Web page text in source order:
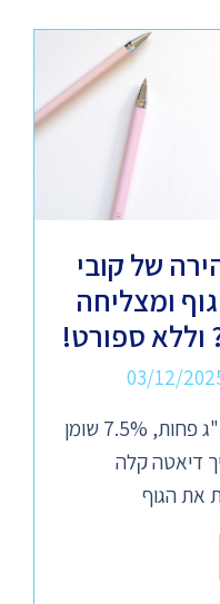
של קובי
ומצליחה
וללא ספורט!
03/12/
השינוי המדהים של מיטל: 9 ק"ג פחות, 7.5% שומן
דיאטה קלה
את הגוף